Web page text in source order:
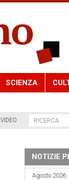
SCIENZA
VIDEO
NOTIZIE
Agosto 2026